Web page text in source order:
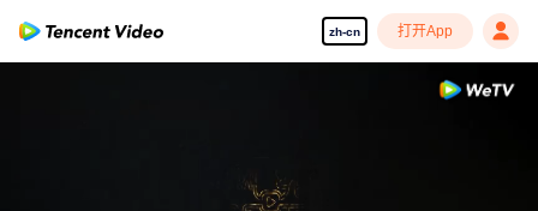
zh-cn 打开App